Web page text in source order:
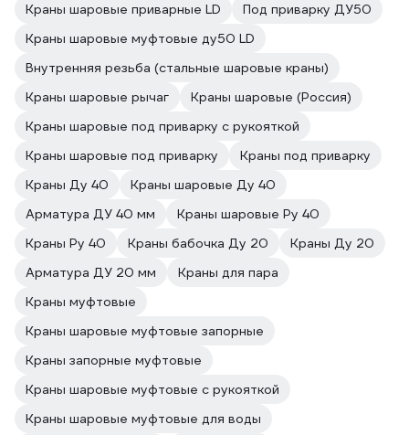
Краны шаровые приварные LD
Под приварку ДУ50
Краны шаровые муфтовые ду50 LD
Внутренняя резьба (стальные шаровые краны)
Краны шаровые рычаг
Краны шаровые (Россия)
Краны шаровые под приварку с рукояткой
Краны шаровые под приварку
Краны под приварку
Краны Ду 40
Краны шаровые Ду 40
Арматура ДУ 40 мм
Краны шаровые Ру 40
Краны Ру 40
Краны бабочка Ду 20
Краны Ду 20
Арматура ДУ 20 мм
Краны для пара
Краны муфтовые
Краны шаровые муфтовые запорные
Краны запорные муфтовые
Краны шаровые муфтовые с рукояткой
Краны шаровые муфтовые для воды